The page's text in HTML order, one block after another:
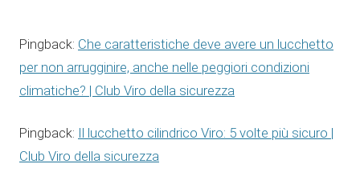
Pingback: Che caratteristiche deve avere un lucchetto
per non arrugginire, anche nelle peggiori condizioni
climatiche? | Club Viro della sicurezza
Pingback: Il lucchetto cilindrico Viro: 5 volte più sicuro |
Club Viro della sicurezza